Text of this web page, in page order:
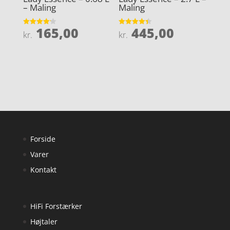
– Maling
Vurderet
4.2
kr. 165,00
Maling
Vurderet
4.4
kr. 445,00
Forside
Varer
Kontakt
HiFi Forstærker
Højtaler